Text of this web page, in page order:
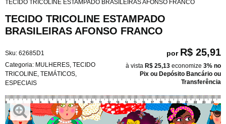
TECIDO TRICOLINE ESTAMPADO BRASILEIRAS AFONSO FRANCO
TECIDO TRICOLINE ESTAMPADO
BRASILEIRAS AFONSO FRANCO
Sku: 62685D1
Categoria: MULHERES TECIDO
TRICOLINE TEMÁTICOS
ESPECIAIS
por R$ 25,91
à vista R$ 25,13 economize 3% no
Pix ou Depósito Bancário ou
Transferência